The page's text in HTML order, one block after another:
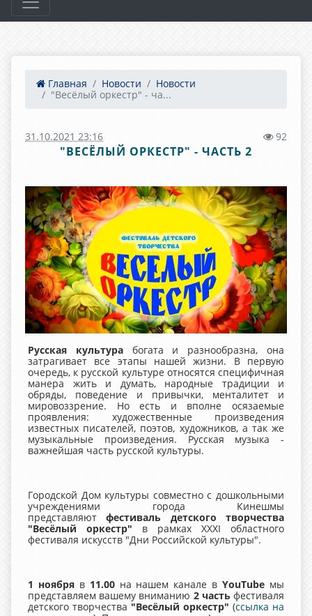
Главная Новости
Новости
"Весёлый оркестр" - ча...
31.10.2021 23:16 92
"ВЕСЁЛЫЙ ОРКЕСТР" - ЧАСТЬ 2
Русская культурабогата и разнообразна, она
затрагивает все этапы нашей жизни. В первую
очередь, к русской культуре относятся специфичная
манера жить и думать, народные традиции и
обряды, поведение и привычки, менталитет и
мировоззрение. Но есть и вполне осязаемые
проявления: художественные произведения
известных писателей, поэтов, художников, а так же
музыкальные произведения. Русская музыка -
важнейшая часть русской культуры.
Городской Дом культуры совместно с дошкольными
учреждениями города Кинешмы
представляютфестиваль детского творчества
"Весёлый оркестр" в рамках XXXI областного
фестиваля искусств "Дни Российской культуры".
1 ноябряв 11.00на нашем канале вYouTube мы
представляем вашему вниманию 2 часть фестиваля
детского творчества "Весёлый оркестр" (ссылка на